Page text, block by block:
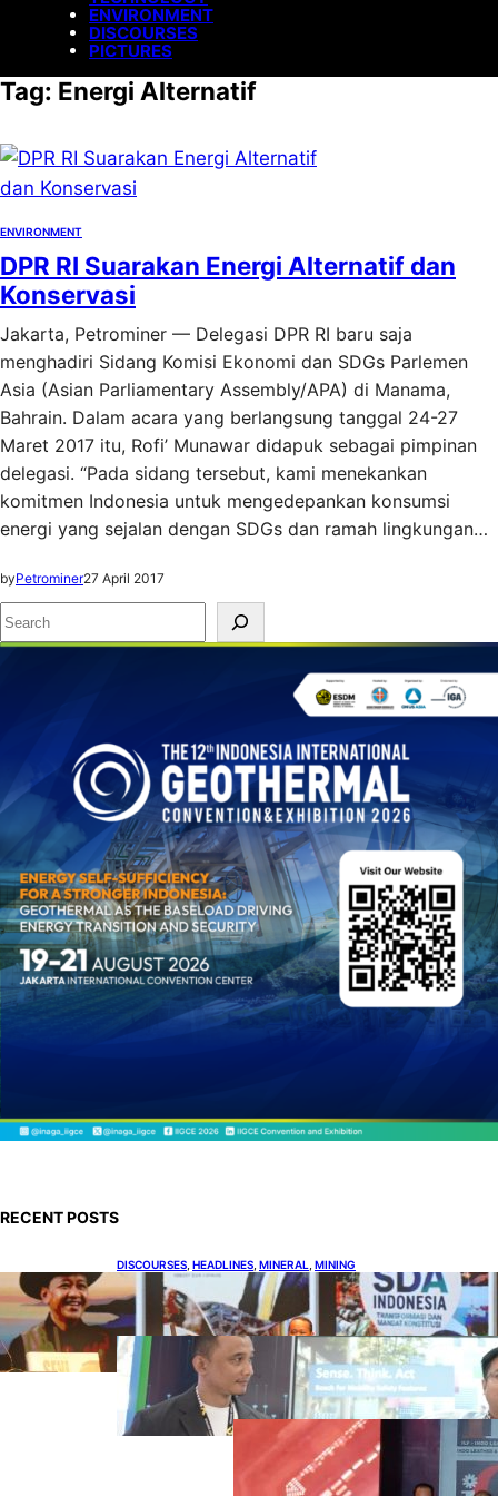
ENVIRONMENT
DISCOURSES
PICTURES
Tag: Energi Alternatif
ENVIRONMENT
DPR RI Suarakan Energi Alternatif dan
Konservasi
Jakarta, Petrominer — Delegasi DPR RI baru saja
menghadiri Sidang Komisi Ekonomi dan SDGs Parlemen
Asia (Asian Parliamentary Assembly/APA) di Manama,
Bahrain. Dalam acara yang berlangsung tanggal 24-27
Maret 2017 itu, Rofi’ Munawar didapuk sebagai pimpinan
delegasi. “Pada sidang tersebut, kami menekankan
komitmen Indonesia untuk mengedepankan konsumsi
energi yang sejalan dengan SDGs dan ramah lingkungan…
byPetrominer27 April 2017
S
e
RECENT POSTS
DISCOURSES HEADLINES MINERAL MINING
Bahlil Luncurkan 10 Buku Rekam Jejak
Kepemimpinan dan Kebijakan
HEADLINES, TECHNOLOGY
Teknologi Keselamatan, Penentu
Baru Persaingan Industri
Otomotif
DOWNSTREAM
HEADLINES
Terbuka, Peluang
Usaha bagi IKM